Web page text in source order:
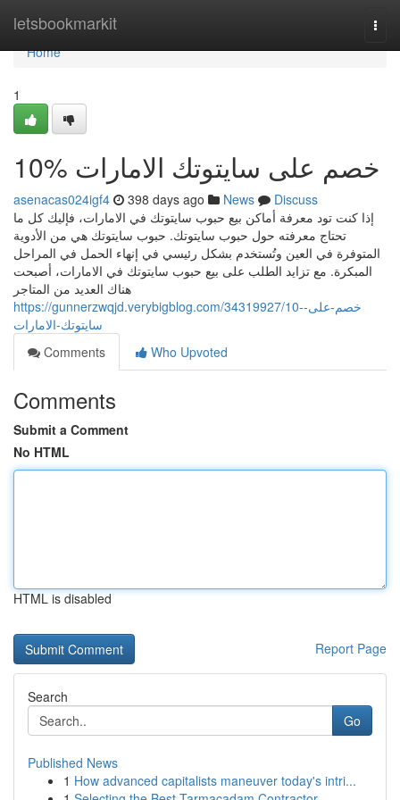
letsbookmarkit
Home
Home
1
10% خصم على سايتوتك الامارات
asenacas024igf4 398 days ago News
Discuss
إذا كنت تود معرفة أماكن بيع حبوب سايتوتك في الامارات، فإليك كل ما
تحتاج معرفته حول حبوب سايتوتك. حبوب سايتوتك هي من الأدوية
المتوفرة في العين وتُستخدم بشكل رئيسي في إنهاء الحمل في المراحل
المبكرة. مع تزايد الطلب على بيع حبوب سايتوتك في الامارات، أصبحت
هناك العديد من المتاجر
https://gunnerzwqjd.verybigblog.com/34319927/10-خصم-على-
سايتوتك-الامارات
Comments
Who Upvoted
Comments
Submit a Comment
No HTML
HTML is disabled
Report Page
Search
Go
Published News
1 How advanced capitalists maneuver today's intri...